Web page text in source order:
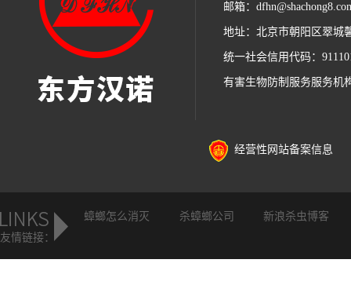
邮箱：
地址：北京市朝阳区翠城
统一社会信用代码：
有害生物防制服务服务机
经营性网站备案信息
友情链接：
蟑螂怎么消灭 杀蟑螂公司 新浪杀虫博客